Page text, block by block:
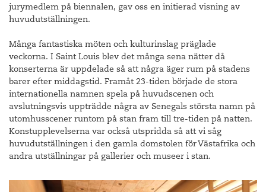
jurymedlem på biennalen, gav oss en initierad visning av
huvudutställningen.
Många fantastiska möten och kulturinslag präglade
veckorna. I Saint Louis blev det många sena nätter då
konserterna är uppdelade så att några äger rum på stadens
barer efter middagstid. Framåt 23-tiden började de stora
internationella namnen spela på huvudscenen och
avslutningsvis uppträdde några av Senegals största namn på
utomhusscener runtom på stan fram till tre-tiden på natten.
Konstupplevelserna var också utspridda så att vi såg
huvudutställningen i den gamla domstolen för Västafrika och
andra utställningar på gallerier och museer i stan.